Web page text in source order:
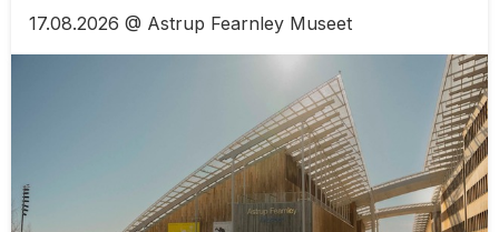
17.08.2026 @ Astrup Fearnley Museet